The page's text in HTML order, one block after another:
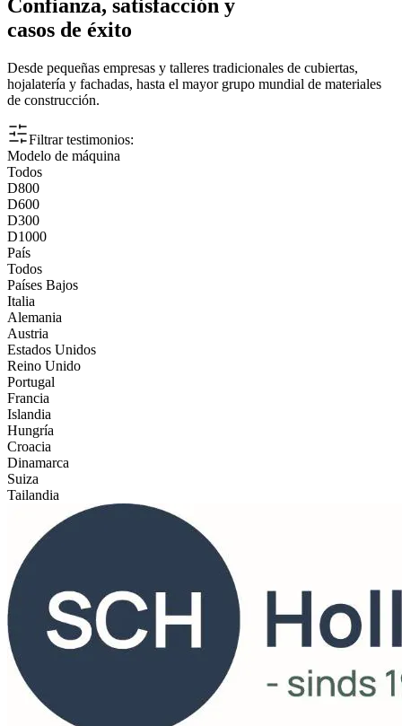
Confianza, satisfacción y
casos de éxito
Desde pequeñas empresas y talleres tradicionales de cubiertas,
hojalatería y fachadas, hasta el mayor grupo mundial de materiales
de construcción.
Filtrar testimonios:
Modelo de máquina
Todos
D800
D600
D300
D1000
País
Todos
Países Bajos
Italia
Alemania
Austria
Estados Unidos
Reino Unido
Portugal
Francia
Islandia
Hungría
Croacia
Dinamarca
Suiza
Tailandia